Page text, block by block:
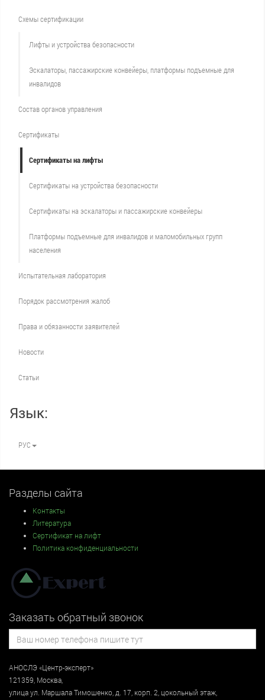
Схемы сертификации
Лифты и устройства безопасности
Эскалаторы, пассажирские конвейеры, платформы подъемные для
инвалидов
Состав органов управления
Сертификаты
Сертификаты на лифты
Сертификаты на устройства безопасности
Сертификаты на эскалаторы и пассажирские конвейеры
Платформы подъемные для инвалидов и маломобильных групп
населения
Испытательная лаборатория
Порядок рассмотрения жалоб
Права и обязанности заявителей
Новости
Статьи
Язык:
РУС
Разделы сайта
Контакты
Литература
Сертификат на лифт
Политика конфиденциальности
Заказать обратный звонок
АНОСЛЭ «Центр-эксперт»
121359 Москва
улицаул. Маршала Тимошенко, д. 17, корп. 2, цокольный этаж